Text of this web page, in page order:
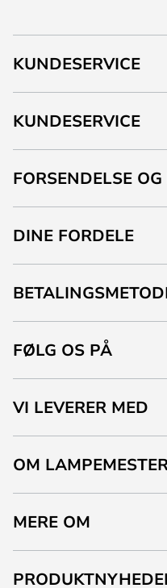
KUNDESERVICE
KUNDESERVICE
FORSENDELSE
DINE FORDELE
FØLG OS PÅ
VI LEVERER MED
OM
MERE OM